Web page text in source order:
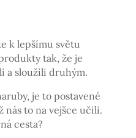
k lepšímu světu
tak, že je
a sloužili druhým.
je to postavené
nás to na vejšce učili.
cesta?